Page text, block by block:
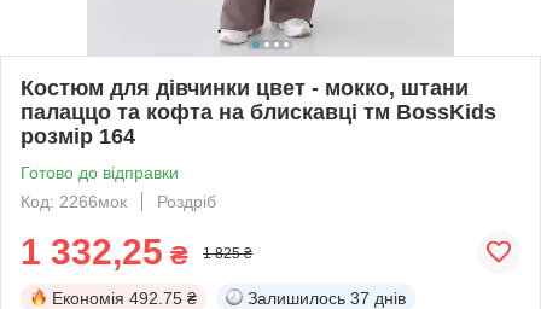
Костюм для дівчинки цвет - мокко, штани
палаццо та кофта на блискавці тм BossKids
розмір 164
Готово до відправки
Код: 2266мок
Роздріб
1 332,25 ₴ 1 825 ₴
Економія 492.75 ₴ Залишилось 37 днів